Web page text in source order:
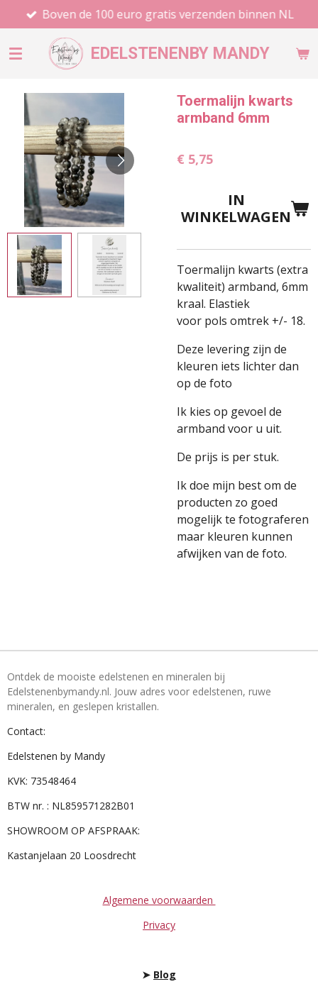
direct
naar
EDELSTENENBY MANDY
Boven de 100 euro gratis verzenden binnen NL
Toermalijn kwarts
armband 6mm
€ 5,75
IN
WINKELWAGEN
Toermalijn kwarts (extra
kwaliteit) armband, 6mm
kraal. Elastiek
voor pols omtrek +/- 18.
Deze levering zijn de
kleuren iets lichter dan
op de foto
Ik kies op gevoel de
armband voor u uit.
De prijs is per stuk.
Ik doe mijn best om de
producten zo goed
mogelijk te fotograferen
maar kleuren kunnen
afwijken van de foto.
Ontdek de mooiste edelstenen en mineralen bij
Edelstenenbymandy.nl. Jouw adres voor edelstenen, ruwe
mineralen, en geslepen kristallen.
Contact:
Edelstenen by Mandy
KVK: 73548464
BTW nr. : NL859571282B01
SHOWROOM OP AFSPRAAK:
Kastanjelaan 20 Loosdrecht
Algemene voorwaarden
Privacy
➤ Blog